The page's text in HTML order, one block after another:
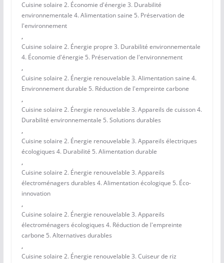
Cuisine solaire 2. Économie d'énergie 3. Durabilité
environnementale 4. Alimentation saine 5. Préservation de
l'environnement
,
Cuisine solaire 2. Énergie propre 3. Durabilité environnementale
4. Économie d'énergie 5. Préservation de l'environnement
,
Cuisine solaire 2. Énergie renouvelable 3. Alimentation saine 4.
Environnement durable 5. Réduction de l'empreinte carbone
,
Cuisine solaire 2. Énergie renouvelable 3. Appareils de cuisson 4.
Durabilité environnementale 5. Solutions durables
,
Cuisine solaire 2. Énergie renouvelable 3. Appareils électriques
écologiques 4. Durabilité 5. Alimentation durable
,
Cuisine solaire 2. Énergie renouvelable 3. Appareils
électroménagers durables 4. Alimentation écologique 5. Éco-
innovation
,
Cuisine solaire 2. Énergie renouvelable 3. Appareils
électroménagers écologiques 4. Réduction de l'empreinte
carbone 5. Alternatives durables
,
Cuisine solaire 2. Énergie renouvelable 3. Cuiseur de riz